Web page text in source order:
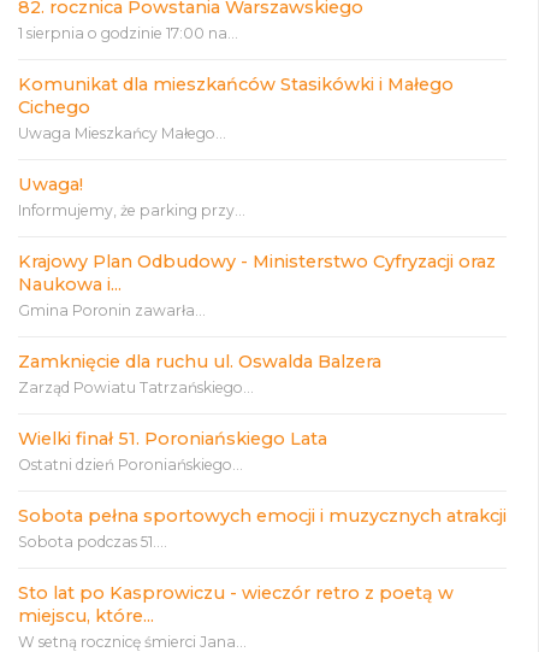
82. rocznica Powstania Warszawskiego
1 sierpnia o godzinie 17:00 na...
Komunikat dla mieszkańców Stasikówki i Małego
Cichego
Uwaga Mieszkańcy Małego...
Uwaga!
Informujemy, że parking przy...
Krajowy Plan Odbudowy - Ministerstwo Cyfryzacji oraz
Naukowa i...
Gmina Poronin zawarła...
Zamknięcie dla ruchu ul. Oswalda Balzera
Zarząd Powiatu Tatrzańskiego...
Wielki finał 51. Poroniańskiego Lata
Ostatni dzień Poroniańskiego...
Sobota pełna sportowych emocji i muzycznych atrakcji
Sobota podczas 51....
Sto lat po Kasprowiczu - wieczór retro z poetą w
miejscu, które...
W setną rocznicę śmierci Jana...